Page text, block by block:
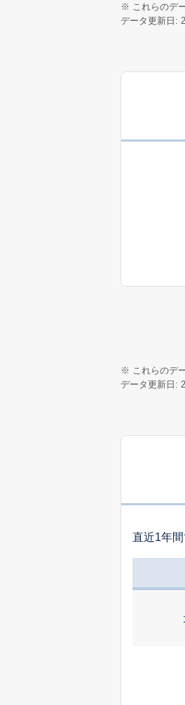
※ これらのデ
データ更新日:
※ これらのデ
データ更新日:
直近1年